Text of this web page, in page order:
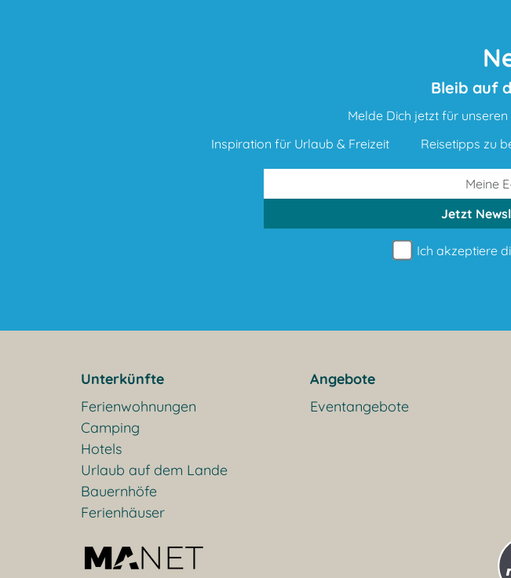
Bleib auf
Melde Dich jetzt für
Inspiration für Urlaub & Freizeit
Reisetipps zu
Jetzt
Ich akzeptiere
Unterkünfte
Ferienwohnungen
Camping
Hotels
Urlaub auf dem Lande
Bauernhöfe
Ferienhäuser
Angebote
Eventangebote